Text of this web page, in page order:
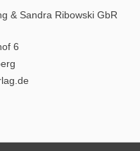
& Sandra Ribowski GbR
6